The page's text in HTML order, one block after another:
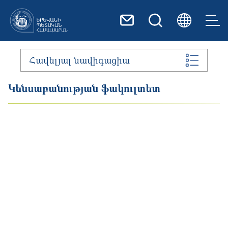
Հավելյալ նավիգացիա
Կենսաբանության ֆակուլտետ